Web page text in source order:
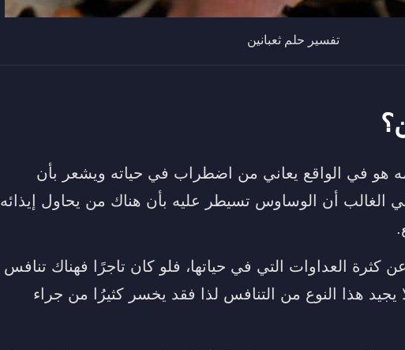
تفسير حلم ثعبانين
هو في الواقع يعاني من اضطراب في حياته ويشعر بأن
الغالب أن الوساوس تسيطر عليه بأن هناك من يحاول إيذائه
كثرة العداوات التي في حياتها، فلو كان تاجرًا فهناك تنافس
يجيد هذا النوع من التنافس لذا فقد يخسر كثيرُا من جراء